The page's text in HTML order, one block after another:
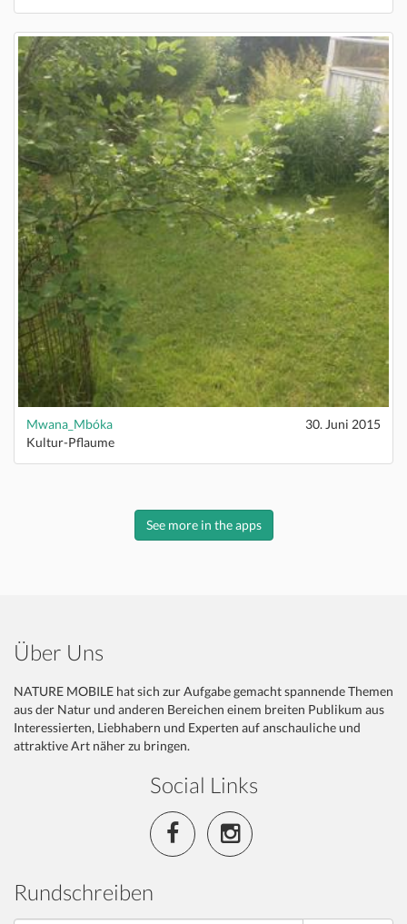
Mwana_Mbóka
30. Juni 2015
Kultur-Pflaume
See more in the apps
Über Uns
NATURE MOBILE hat sich zur Aufgabe gemacht spannende Themen
aus der Natur und anderen Bereichen einem breiten Publikum aus
Interessierten, Liebhabern und Experten auf anschauliche und
attraktive Art näher zu bringen.
Social Links
Rundschreiben